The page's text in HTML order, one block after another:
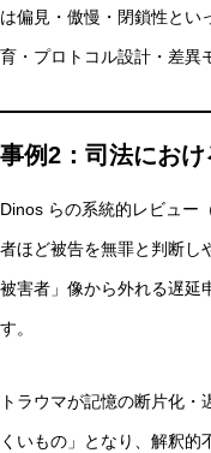
は偏見・傲慢・閉鎖性とい
育・プロトコル設計・差異
事例2：司法にお
Dinos らの系統的レビュー
者ほど被告を無罪と判断し
被害者」像から外れる遅延
す。
トラウマが記憶の断片化
くいもの」となり、解釈